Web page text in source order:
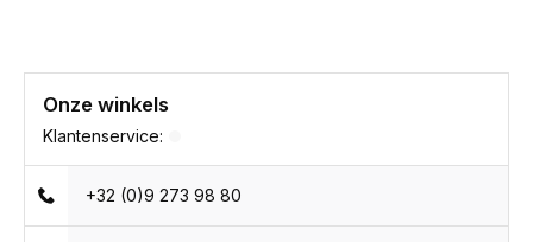
Onze winkels
Klantenservice:
+32 (0)9 273 98 80